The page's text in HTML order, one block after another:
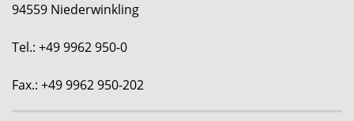
94559 Niederwinkling
Tel.: +49 9962 950-0
Fax.: +49 9962 950-202